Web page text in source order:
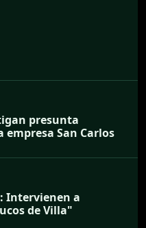
presunta
San Carlos
Intervienen a
de Villa"